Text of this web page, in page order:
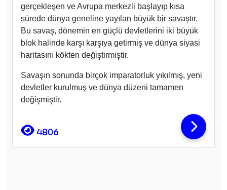
gerçekleşen ve Avrupa merkezli başlayıp kısa
sürede dünya geneline yayılan büyük bir savaştır.
Bu savaş, dönemin en güçlü devletlerini iki büyük
blok halinde karşı karşıya getirmiş ve dünya siyasi
haritasını kökten değiştirmiştir.
Savaşın sonunda birçok imparatorluk yıkılmış, yeni
devletler kurulmuş ve dünya düzeni tamamen
değişmiştir.
4806